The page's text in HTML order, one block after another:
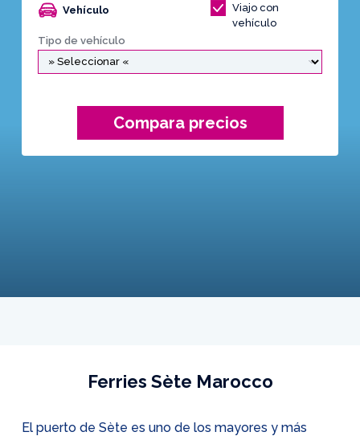
Vehículo
Viajo con
vehículo
Tipo de vehículo
Compara precios
Ferries Sète Marocco
El puerto de Sète es uno de los mayores y más